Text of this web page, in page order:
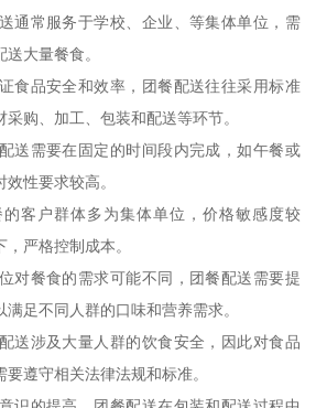
通常服务于学校、企业、等集体单位，需
大量餐食。
食品安全和效率，团餐配送往往采用标准
购、加工、包装和配送等环节。
送需要在固定的时间段内完成，如午餐或
性要求较高。
客户群体多为集体单位，价格敏感度较
严格控制成本。
对餐食的需求可能不同，团餐配送需要提
足不同人群的口味和营养需求。
送涉及大量人群的饮食安全，因此对食品
遵守相关法律法规和标准。